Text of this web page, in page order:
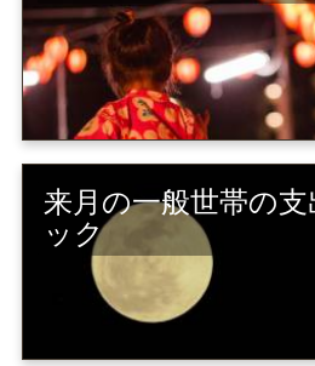
来月の一般世帯の
ック